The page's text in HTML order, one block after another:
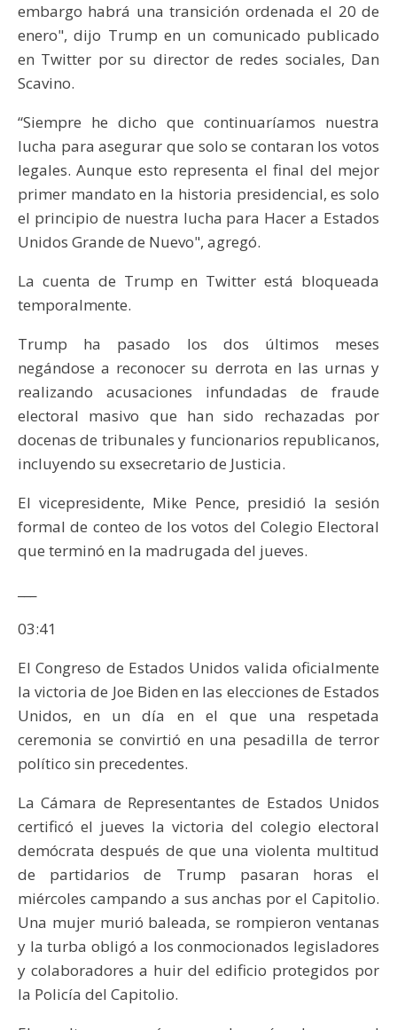
embargo habrá una transición ordenada el 20 de
enero", dijo Trump en un comunicado publicado
en Twitter por su director de redes sociales, Dan
Scavino.
“Siempre he dicho que continuaríamos nuestra
lucha para asegurar que solo se contaran los votos
legales. Aunque esto representa el final del mejor
primer mandato en la historia presidencial, es solo
el principio de nuestra lucha para Hacer a Estados
Unidos Grande de Nuevo", agregó.
La cuenta de Trump en Twitter está bloqueada
temporalmente.
Trump ha pasado los dos últimos meses
negándose a reconocer su derrota en las urnas y
realizando acusaciones infundadas de fraude
electoral masivo que han sido rechazadas por
docenas de tribunales y funcionarios republicanos,
incluyendo su exsecretario de Justicia.
El vicepresidente, Mike Pence, presidió la sesión
formal de conteo de los votos del Colegio Electoral
que terminó en la madrugada del jueves.
03:41
El Congreso de Estados Unidos valida oficialmente
la victoria de Joe Biden en las elecciones de Estados
Unidos, en un día en el que una respetada
ceremonia se convirtió en una pesadilla de terror
político sin precedentes.
La Cámara de Representantes de Estados Unidos
certificó el jueves la victoria del colegio electoral
demócrata después de que una violenta multitud
de partidarios de Trump pasaran horas el
miércoles campando a sus anchas por el Capitolio.
Una mujer murió baleada, se rompieron ventanas
y la turba obligó a los conmocionados legisladores
y colaboradores a huir del edificio protegidos por
la Policía del Capitolio.